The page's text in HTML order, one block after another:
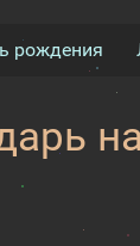
рождения